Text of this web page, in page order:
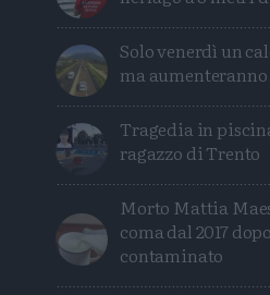
Solo venerdì un
ma
Tragedia in
ragazzo di Trento
Morto Mattia
coma dal 2017
contaminato